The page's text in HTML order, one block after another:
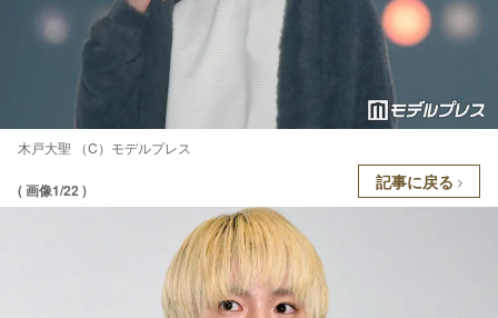
木戸大聖 （C）モデルプレス
( 画像1/22 ) 記事に戻る